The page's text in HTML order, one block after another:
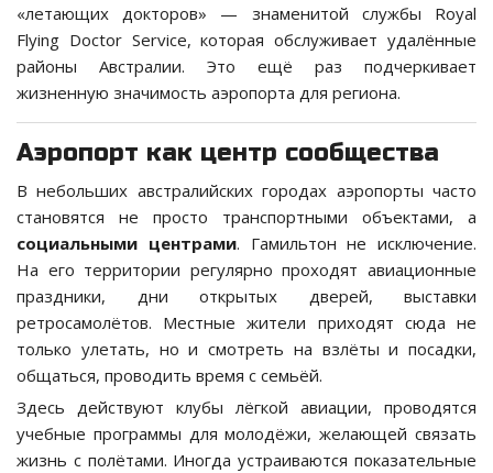
«летающих докторов» — знаменитой службы Royal
Flying Doctor Service, которая обслуживает удалённые
районы Австралии. Это ещё раз подчеркивает
жизненную значимость аэропорта для региона.
Аэропорт как центр сообщества
В небольших австралийских городах аэропорты часто
становятся не просто транспортными объектами, а
социальными центрами. Гамильтон не исключение.
На его территории регулярно проходят авиационные
праздники, дни открытых дверей, выставки
ретросамолётов. Местные жители приходят сюда не
только улетать, но и смотреть на взлёты и посадки,
общаться, проводить время с семьёй.
Здесь действуют клубы лёгкой авиации, проводятся
учебные программы для молодёжи, желающей связать
жизнь с полётами. Иногда устраиваются показательные